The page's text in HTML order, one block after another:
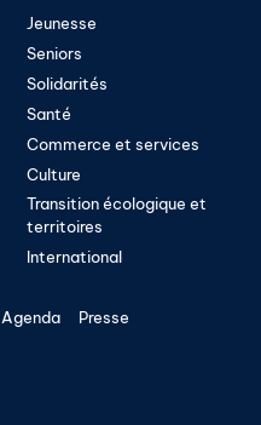
Jeunesse
Seniors
Solidarités
Santé
Commerce et services
Culture
Transition écologique et
territoires​
International
Agenda Presse